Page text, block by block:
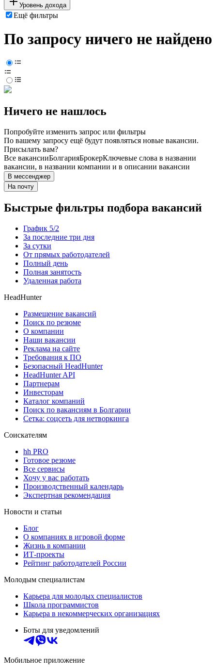
Уровень дохода
Ещё фильтры
По запросу ничего не найдено
Ничего не нашлось
Попробуйте изменить запрос или фильтры
По вашему запросу ещё будут появляться новые вакансии.
Присылать вам?
Все вакансииБолгарияБрокерКлючевые слова в названии
вакансии, в названии компании и в описании вакансии
В мессенджер
На почту
Быстрые фильтры подбора вакансий
График 5/2
За последние три дня
За сутки
От прямых работодателей
Полный день
Полная занятость
Удаленная работа
HeadHunter
Размещение вакансий
Поиск по резюме
О компании
Наши вакансии
Реклама на сайте
Требования к ПО
Безопасный HeadHunter
HeadHunter API
Партнерам
Инвесторам
Каталог компаний
Поиск по вакансиям в Болгарии
Сетка: соцсеть для нетворкинга
Соискателям
hh PRO
Готовое резюме
Все сервисы
Хочу у вас работать
Производственный календарь
Экспертная рекомендация
Новости и статьи
Блог
О компаниях в игровой форме
Жизнь в компании
ИТ-проекты
Рейтинг работодателей России
Молодым специалистам
Карьера для молодых специалистов
Школа программистов
Карьера в некоммерческих организациях
Боты для уведомлений
Мобильное приложение